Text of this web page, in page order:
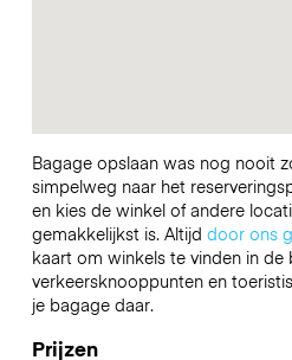
Bagage opslaan was nog nooit
simpelweg naar het
en kies de winkel of andere
gemakkelijkst is. Altijd door ons
kaart om winkels te vinden in de
verkeersknooppunten en
je bagage daar.
Prijzen